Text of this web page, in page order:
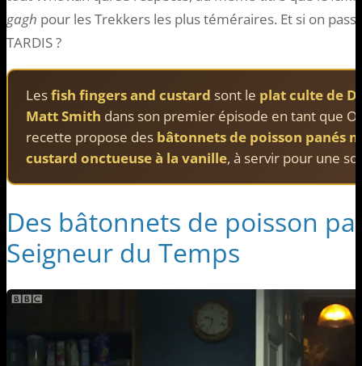
gagh pour les Trekkers les plus téméraires. Et si on
TARDIS ?
Lesfish fingers and custard sont le plat culte de
Matt Smith dans son premier épisode en tant que
recette propose des bâtonnets de poisson panés
custard onctueuse à la vanille, à servir pour une
Des bâtonnets de poisson
Seigneur du Temps